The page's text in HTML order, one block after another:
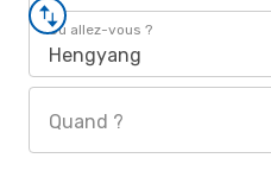
Où allez-vous ?
Hengyang
Quand ?